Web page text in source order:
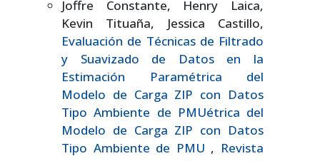
Joffre Constante, Henry Laica,
Kevin Tituaña, Jessica Castillo,
Evaluación de Técnicas de Filtrado
y Suavizado de Datos en la
Estimación Paramétrica del
Modelo de Carga ZIP con Datos
Tipo Ambiente de PMUétrica del
Modelo de Carga ZIP con Datos
Tipo Ambiente de PMU , Revista